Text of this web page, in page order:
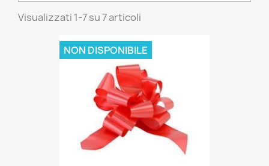
Visualizzati 1-7 su 7 articoli
NON DISPONIBILE